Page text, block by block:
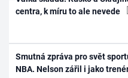
centra, k míru to ale nevede
Smutná zpráva pro svět
NBA. Nelson zářil i jako